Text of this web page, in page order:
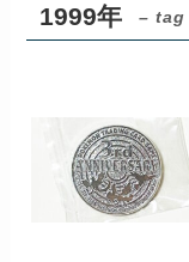
1999年 – tag